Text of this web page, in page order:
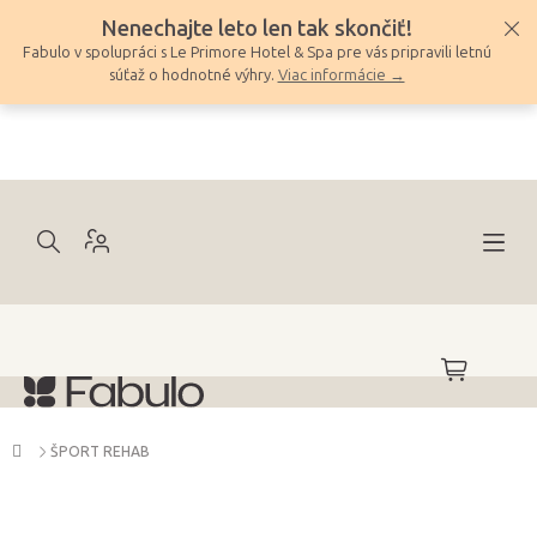
obsah
Nenechajte leto len tak skončiť!
Fabulo v spolupráci s Le Primore Hotel & Spa pre vás pripravili letnú
súťaž o hodnotné výhry. Viac informácie →
NÁKUPNÝ
KOŠÍK
Domov
ŠPORT REHAB